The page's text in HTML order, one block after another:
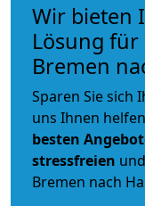
Wir bieten
Lösung
Bremen
Sparen Sie sich
uns Ihnen
besten
stressfreien und
Bremen nach